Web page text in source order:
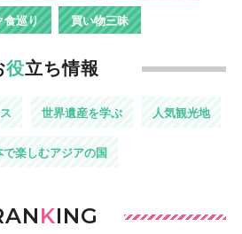
食巡り 買い物三昧
役立ち情報
世界遺産を学ぶ 人気観光地
で楽しむアジアの国
KING